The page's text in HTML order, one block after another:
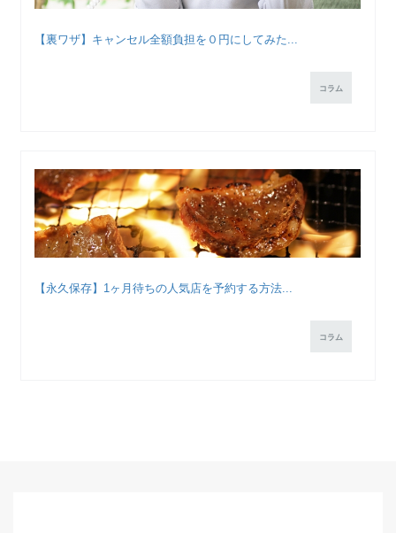
【裏ワザ】キャンセル全額負担を０円にしてみた...
コラム
【永久保存】1ヶ月待ちの人気店を予約する方法...
コラム